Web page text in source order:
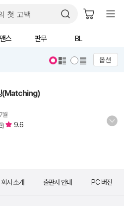
스 판무 BL
옵션
(Matching)
월
) 9.6
회사 소개 출판사 안내 PC 버전